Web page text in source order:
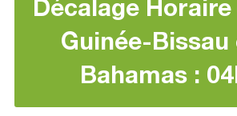
Décalage
Guinée-Bissau
Bahamas :